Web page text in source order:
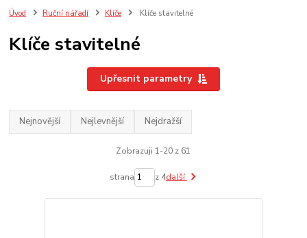
Úvod Ruční nářadí Klíče Klíče stavitelné
Klíče stavitelné
Upřesnit parametry
Nejnovější Nejlevnější Nejdražší
Zobrazuji 1-20 z 61
strana z 4další